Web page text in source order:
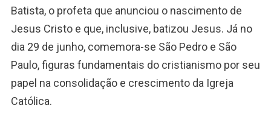
Batista, o profeta que anunciou o nascimento de
Jesus Cristo e que, inclusive, batizou Jesus. Já no
dia 29 de junho, comemora-se São Pedro e São
Paulo, figuras fundamentais do cristianismo por seu
papel na consolidação e crescimento da Igreja
Católica.